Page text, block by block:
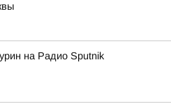
на Радио Sputnik